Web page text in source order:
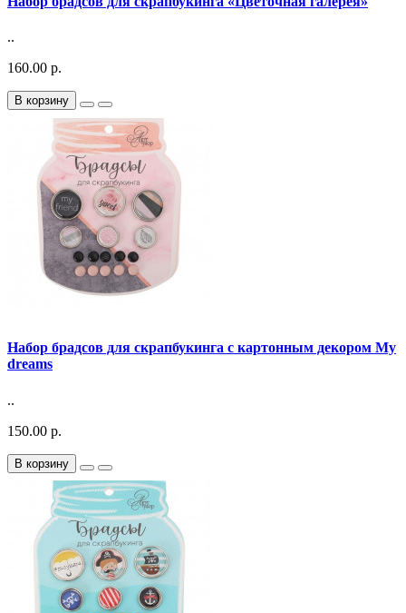
..
160.00 р.
В корзину
Набор брадсов для скрапбукинга с картонным декором My
dreams
..
150.00 р.
В корзину